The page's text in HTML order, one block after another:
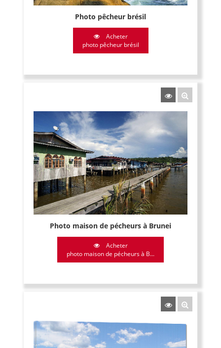
Photo pêcheur brésil
Acheter
photo pêcheur brésil
Photo maison de pécheurs à Brunei
Acheter
photo maison de pécheurs à B...